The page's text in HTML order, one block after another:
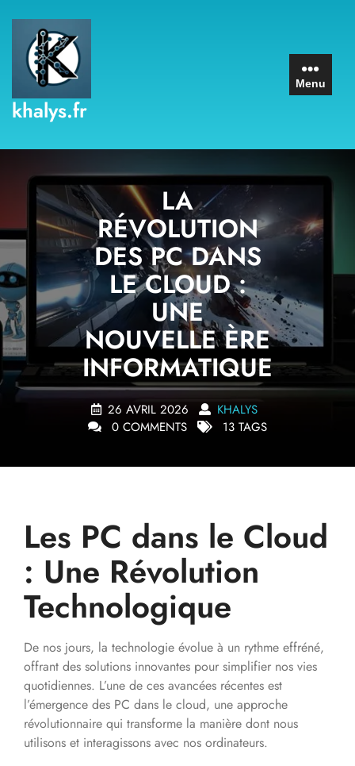
content
khalys.fr
Menu
LA
RÉVOLUTION
DES PC DANS
LE CLOUD :
UNE
NOUVELLE ÈRE
INFORMATIQUE
26 AVRIL 2026
KHALYS
0 COMMENTS
13 TAGS
Les PC dans le Cloud
: Une Révolution
Technologique
De nos jours, la technologie évolue à un rythme effréné,
offrant des solutions innovantes pour simplifier nos vies
quotidiennes. L’une de ces avancées récentes est
l’émergence des PC dans le cloud, une approche
révolutionnaire qui transforme la manière dont nous
utilisons et interagissons avec nos ordinateurs.